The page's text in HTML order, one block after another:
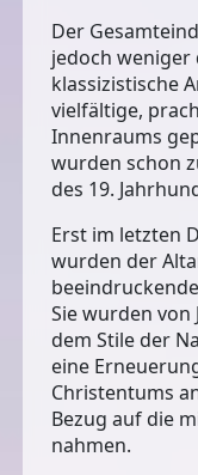
Der
jedoch
klassizistische
vielfältige,
Innenraums
wurden schon
des 19.
Erst im letzten
wurden der
Sie wurden von
dem Stile der
eine
Christentums
Bezug auf die
nahmen.